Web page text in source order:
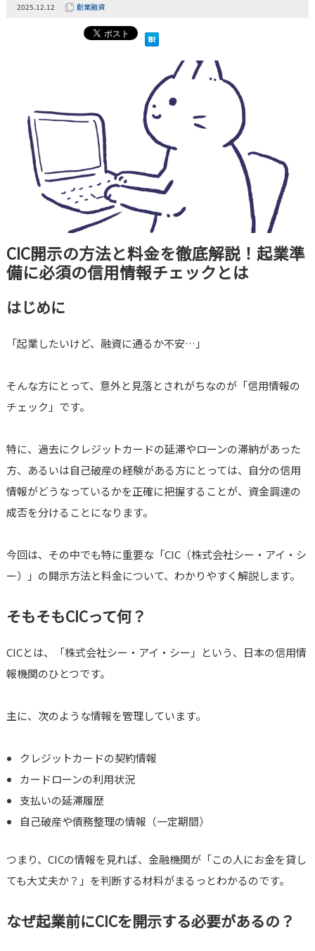
2025.12.12 創業融資
CIC開示の方法と料金を徹底解説！起業準
備に必須の信用情報チェックとは
はじめに
「起業したいけど、融資に通るか不安…」
そんな方にとって、意外と見落とされがちなのが「信用情報の
チェック」です。
特に、過去にクレジットカードの延滞やローンの滞納があった
方、あるいは自己破産の経験がある方にとっては、自分の信用
情報がどうなっているかを正確に把握することが、資金調達の
成否を分けることになります。
今回は、その中でも特に重要な「CIC（株式会社シー・アイ・シ
ー）」の開示方法と料金について、わかりやすく解説します。
そもそもCICって何？
CICとは、「株式会社シー・アイ・シー」という、日本の信用情
報機関のひとつです。
主に、次のような情報を管理しています。
クレジットカードの契約情報
カードローンの利用状況
支払いの延滞履歴
自己破産や債務整理の情報（一定期間）
つまり、CICの情報を見れば、金融機関が「この人にお金を貸し
ても大丈夫か？」を判断する材料がまるっとわかるのです。
なぜ起業前にCICを開示する必要があるの？